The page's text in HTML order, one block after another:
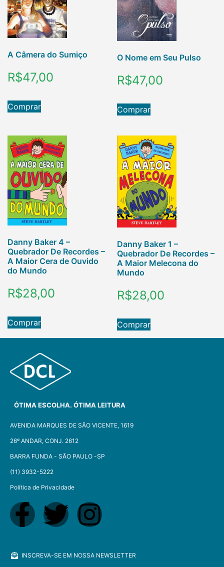
A Câmera do Sumiço
R$47,00
Comprar
O Nome em Seu Pulso
R$47,00
Comprar
Danny Baker 4 –
Quebrador De Recordes –
A Maior Cera de Ouvido
do Mundo
R$28,00
Comprar
Danny Baker 1 –
Quebrador De Recordes –
A Maior Melecona do
Mundo
R$28,00
Comprar
ÓTIMA ESCOLHA. ÓTIMA LEITURA
AVENIDA MARQUES DE SÃO VICENTE, 1619
26º ANDAR, CONJ. 2612
BARRA FUNDA - SÃO PAULO -SP​
(11) 3932-5222
Política de Privacidade
INSCREVA-SE EM NOSSA NEWSLETTER